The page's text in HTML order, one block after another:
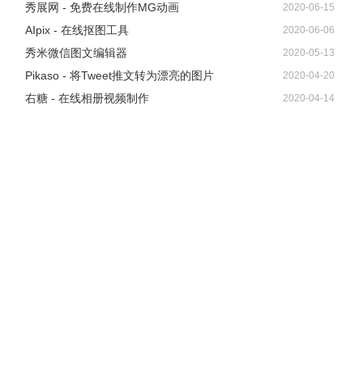
秀展网 - 免费在线制作MG动画 2020-06-15
AIpix - 在线抠图工具 2020-06-06
秀米微信图文编辑器 2020-05-13
Pikaso - 将Tweet推文转为漂亮的图片 2020-04-20
右糖 - 在线相册视频制作 2020-04-14